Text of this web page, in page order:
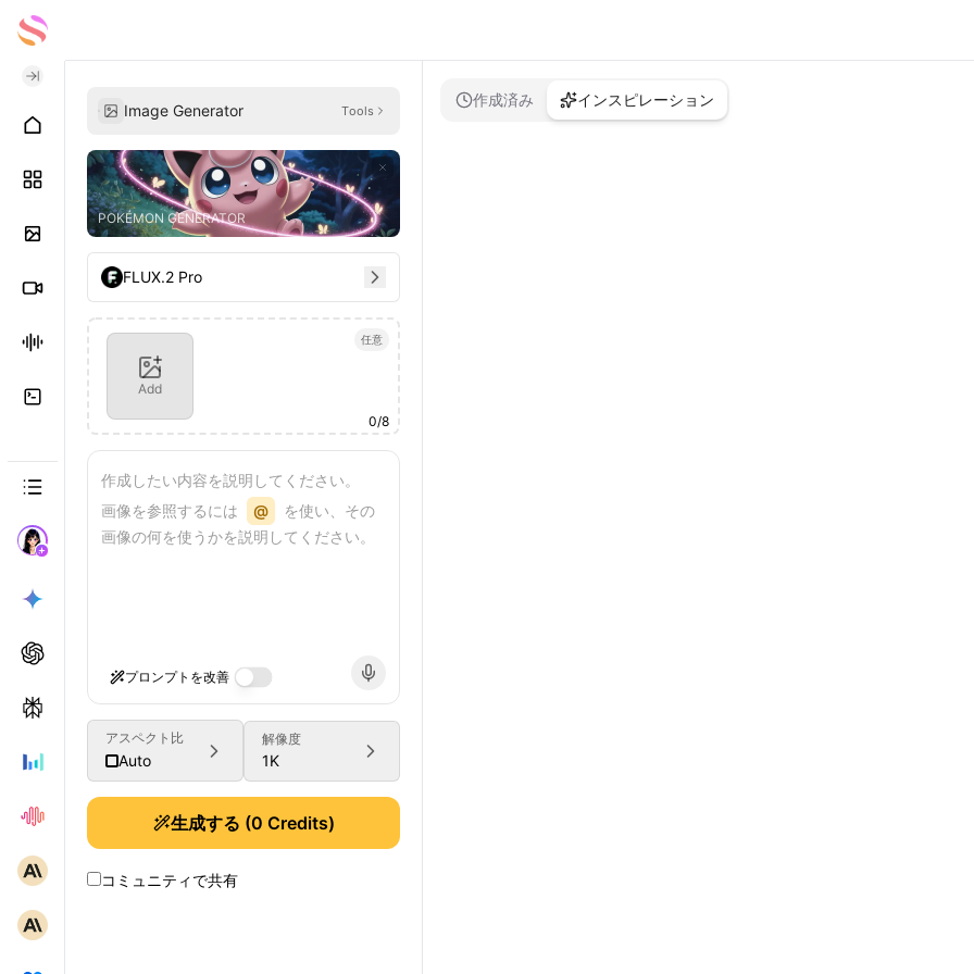
Image Generator Tools
POKÉMON GENERATOR
FLUX.2 Pro
任意
Add
0/8
作成したい内容を説明してください。
画像を参照するには
@
を使い、その
画像の何を使うかを説明してください。
プロンプトを改善
アスペクト比
Auto
解像度
1K
生成する (0 Credits)
コミュニティで共有
作成済み インスピレーション